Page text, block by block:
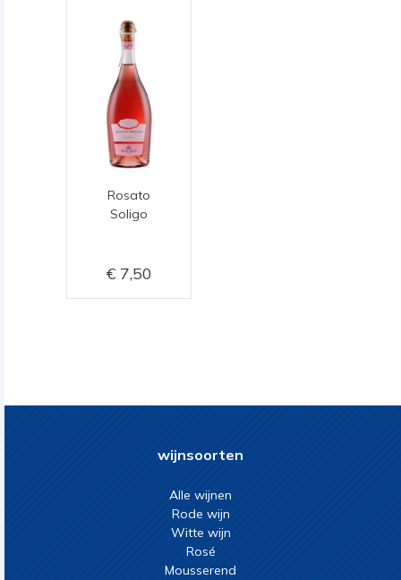
Rosato
Soligo
7,50
wijnsoorten
Alle wijnen
Rode wijn
Witte wijn
Rosé
Mousserend